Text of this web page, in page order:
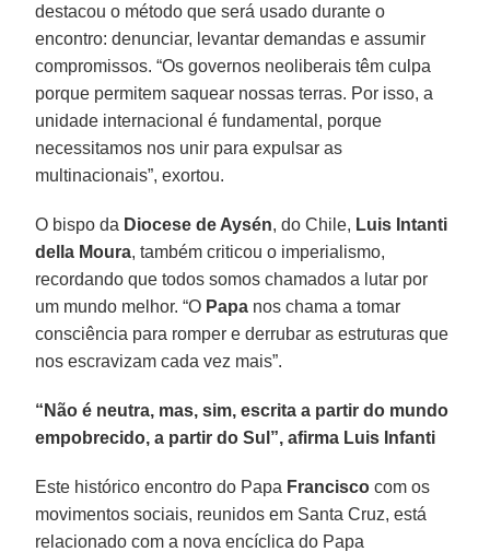
destacou o método que será usado durante o
encontro: denunciar, levantar demandas e assumir
compromissos. “Os governos neoliberais têm culpa
porque permitem saquear nossas terras. Por isso, a
unidade internacional é fundamental, porque
necessitamos nos unir para expulsar as
multinacionais”, exortou.
O bispo da Diocese de Aysén, do Chile, Luis Intanti
della Moura, também criticou o imperialismo,
recordando que todos somos chamados a lutar por
um mundo melhor. “O Papa nos chama a tomar
consciência para romper e derrubar as estruturas que
nos escravizam cada vez mais”.
“Não é neutra, mas, sim, escrita a partir do mundo
empobrecido, a partir do Sul”, afirma Luis Infanti
Este histórico encontro do Papa Francisco com os
movimentos sociais, reunidos em Santa Cruz, está
relacionado com a nova encíclica do Papa